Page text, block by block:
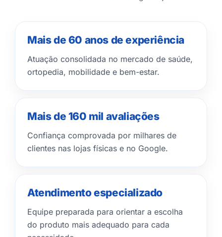
Mais de 60 anos de experiência
Atuação consolidada no mercado de saúde,
ortopedia, mobilidade e bem-estar.
Mais de 160 mil avaliações
Confiança comprovada por milhares de
clientes nas lojas físicas e no Google.
Atendimento especializado
Equipe preparada para orientar a escolha
do produto mais adequado para cada